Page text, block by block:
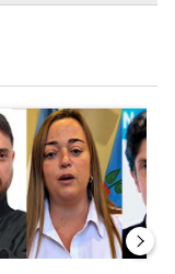
queda de la ley de
de tendencia con